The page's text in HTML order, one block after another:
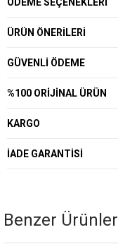
ÜRÜN ÖNERILERI
GÜVENLI ÖDEME
%100 ORIJINAL ÜRÜN
KARGO
İADE GARANTISI
Benzer Ürünler